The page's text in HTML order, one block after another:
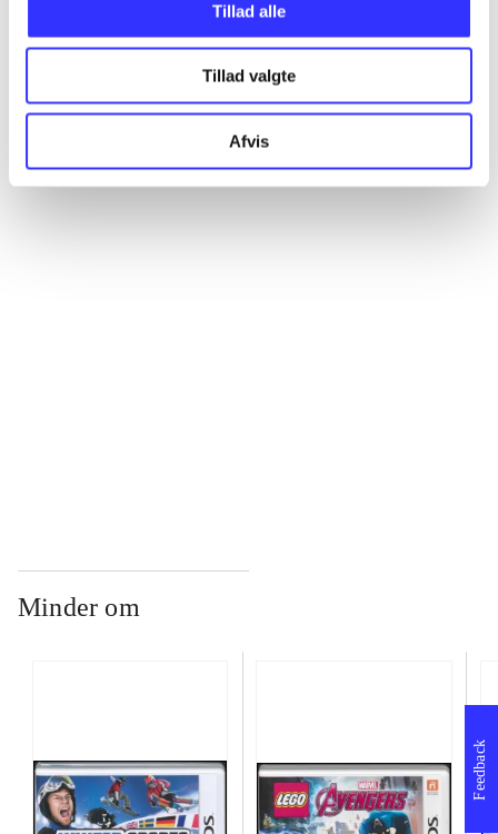
Tillad alle
Tillad valgte
Afvis
Artikler
Alle registrerede artikler fordelt på udgivelser
Minder om
Feedback